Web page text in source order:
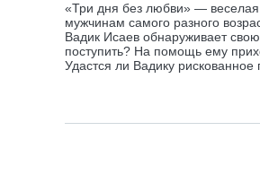
«Три дня без любви» —
мужчинам самого разного
Вадик Исаев обнаруживает
поступить? На помощь ему
Удастся ли Вадику